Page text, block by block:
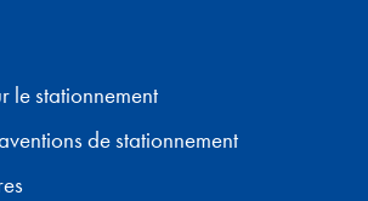
le stationnement
de stationnement